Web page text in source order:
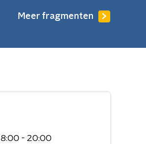
Meer fragmenten
- 20:00